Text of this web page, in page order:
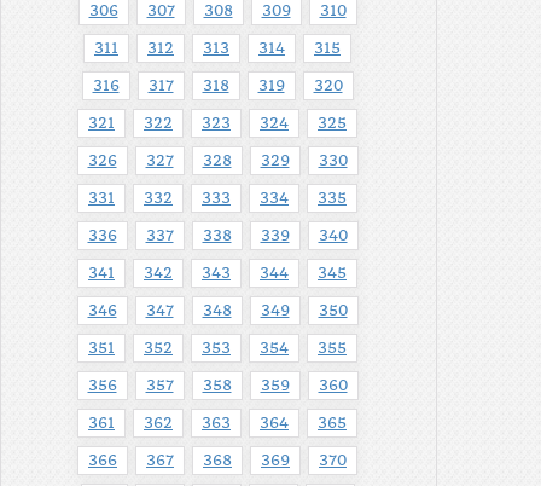
306 307 308 309 310
311 312 313 314 315
316 317 318 319 320
321 322 323 324 325
326 327 328 329 330
331 332 333 334 335
336 337 338 339 340
341 342 343 344 345
346 347 348 349 350
351 352 353 354 355
356 357 358 359 360
361 362 363 364 365
366 367 368 369 370